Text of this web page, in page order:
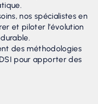
nos spécialistes en
et piloter l’évolution
des méthodologies
pour apporter des